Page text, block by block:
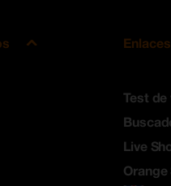
Test
Live